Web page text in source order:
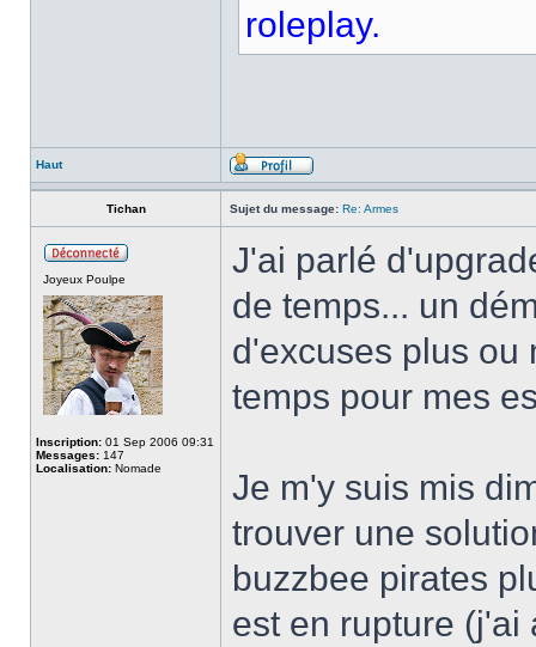
roleplay.
Haut
Tichan Sujet du message: Re: Armes
Joyeux Poulpe
Inscription: 01 Sep 2006 09:31
Messages: 147
Localisation: Nomade
J'ai parlé
de temps... un
d'excuses plus ou
temps pour mes
Je m'y suis mis
trouver une
buzzbee pirates
est en rupture (j'ai